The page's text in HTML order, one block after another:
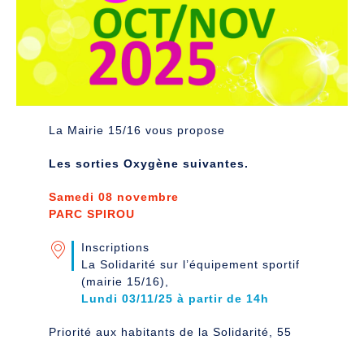
La Mairie 15/16 vous propose
Les sorties Oxygène suivantes.
Samedi 08 novembre
PARC SPIROU
Inscriptions
La Solidarité sur l’équipement sportif
(mairie 15/16),
Lundi 03/11/25 à partir de 14h
Priorité aux habitants de la Solidarité, 55